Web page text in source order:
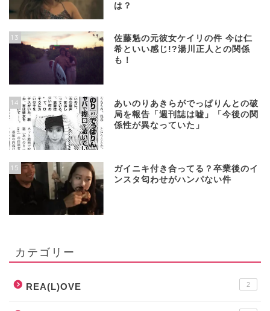
は？
13
佐藤魁の元彼女ケイリの件 今は仁
希といい感じ!?湯川正人との関係
も！
14
あいのりあきらがでっぱりんとの破
局を報告「週刊誌は嘘」「今後の関
係性が異なっていた」
15
ガイニキ付き合ってる？卒業後のイ
ンスタ匂わせがハンパない件
カテゴリー
REA(L)OVE 2